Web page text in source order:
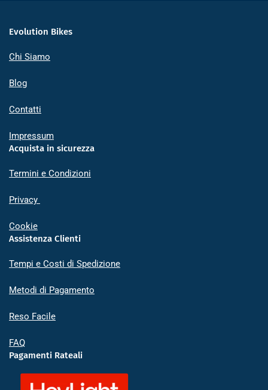
Evolution Bikes
Chi Siamo
Blog
Contatti
Impressum
Acquista in sicurezza
Termini e Condizioni
Privacy
Cookie
Assistenza Clienti
Tempi e Costi di Spedizione
Metodi di Pagamento
Reso Facile
FAQ
Pagamenti Rateali